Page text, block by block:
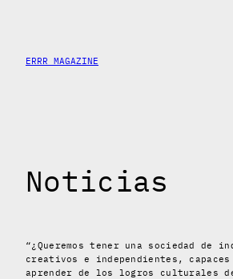
contenido
ERRR MAGAZINE
Noticias
“¿Queremos tener una sociedad de
creativos e independientes,
aprender de los logros culturales